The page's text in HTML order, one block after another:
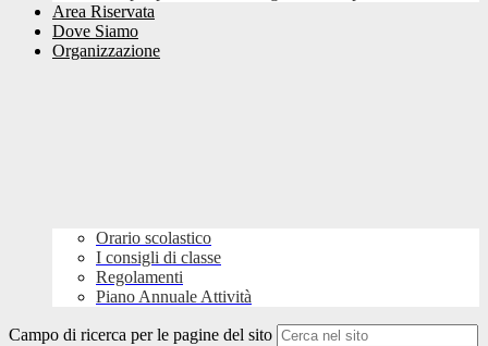
Area Riservata
Dove Siamo
Organizzazione
Orario scolastico
I consigli di classe
Regolamenti
Piano Annuale Attività
Campo di ricerca per le pagine del sito